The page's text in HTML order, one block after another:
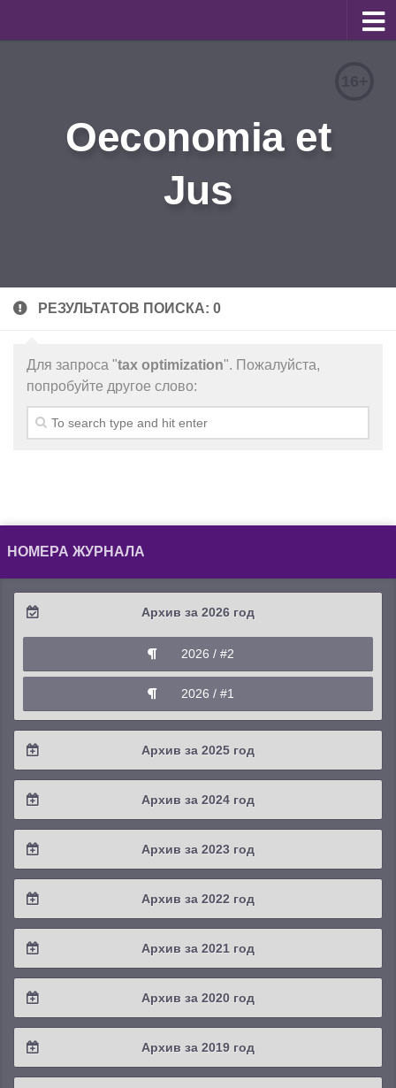
Для авторов
Архив
Oeconomia et
Jus
РЕЗУЛЬТАТОВ ПОИСКА: 0
Для запроса "tax optimization". Пожалуйста,
попробуйте другое слово:
НОМЕРА ЖУРНАЛА
Архив за 2026 год
2026 / #2
2026 / #1
Архив за 2025 год
2025 / #4
2025 / #3
2025 / #1
Архив за 2024 год
2024 / #4
2024 / #3
2024 / #1
Архив за 2023 год
2023 / #4
2023 / #3
2023 / #1
Архив за 2022 год
2022 / #4
2022 / #3
2022 / #1
Архив за 2021 год
2021 / #4
2021 / #3
Архив за 2020 год
2020 / #4
2020 / #3
Архив за 2019 год
2019 / #4